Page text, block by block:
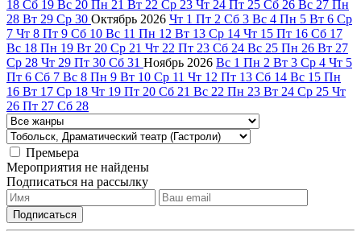
18 Сб 19 Вс 20 Пн 21 Вт 22 Ср 23 Чт 24 Пт 25 Сб 26 Вс 27 Пн
28 Вт 29 Ср 30 Октябрь 2026 Чт 1 Пт 2 Сб 3 Вс 4 Пн 5 Вт 6 Ср
7 Чт 8 Пт 9 Сб 10 Вс 11 Пн 12 Вт 13 Ср 14 Чт 15 Пт 16 Сб 17
Вс 18 Пн 19 Вт 20 Ср 21 Чт 22 Пт 23 Сб 24 Вс 25 Пн 26 Вт 27
Ср 28 Чт 29 Пт 30 Сб 31 Ноябрь 2026 Вс 1 Пн 2 Вт 3 Ср 4 Чт 5
Пт 6 Сб 7 Вс 8 Пн 9 Вт 10 Ср 11 Чт 12 Пт 13 Сб 14 Вс 15 Пн
16 Вт 17 Ср 18 Чт 19 Пт 20 Сб 21 Вс 22 Пн 23 Вт 24 Ср 25 Чт
26 Пт 27 Сб 28
Премьера
Мероприятия не найдены
Подписаться на рассылку